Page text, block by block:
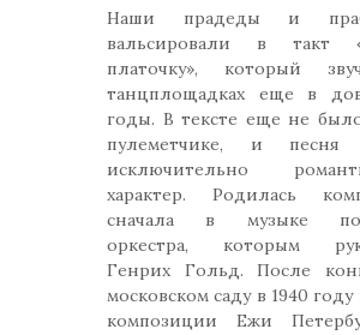
Наши прадеды и
вальсировали в такт
платочку», который
танцплощадках еще в
годы. В тексте еще не
пулеметчике, и песня
исключительно
характер. Родилась
сначала в музыке
оркестра, которым
Генрих Гольд. После
московском саду в 1940 году
композиции Ежи